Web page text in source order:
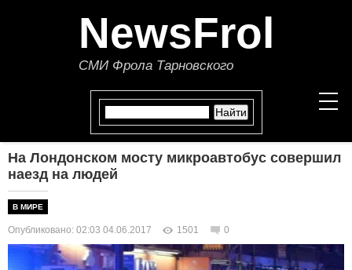
NewsFrol
СМИ Фрола Тарновского
ПОЛИТИКА
На Лондонском мосту микроавтобус совершил
наезд на людей
В МИРЕ
Опубликовано: 02:03 04.06.2017 1501 0